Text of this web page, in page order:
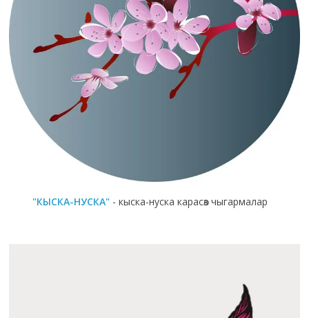
"КЫСКА-НУСКА" - кыска-нуска карасөз чыгармалар